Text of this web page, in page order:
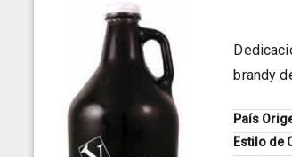
brandy
País
Estilo de